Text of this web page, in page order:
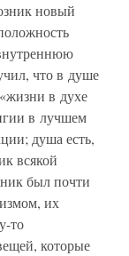
новый
что в душе
«жизни в духе
в лучшем
душа есть,
всякой
был почти
их
то
которые